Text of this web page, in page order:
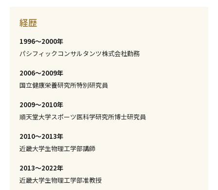
経歴
1996〜2000年
パシフィックコンサルタンツ株式会社勤務
2006〜2009年
国立健康栄養研究所特別研究員
2009〜2010年
順天堂大学スポーツ医科学研究所博士研究員
2010〜2013年
近畿大学生物理工学部講師
2013〜2022年
近畿大学生物理工学部准教授